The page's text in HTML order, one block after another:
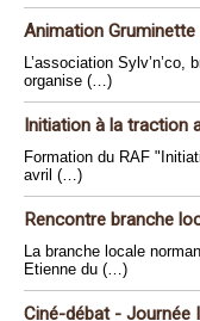
Animation
L’association
organise (…)
Initiation à la traction
Formation du RAF
avril (…)
Rencontre branche
La branche locale
Etienne du (…)
Ciné-débat - Journée